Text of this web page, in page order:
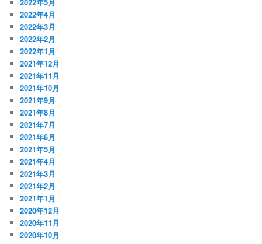
2022年5月
2022年4月
2022年3月
2022年2月
2022年1月
2021年12月
2021年11月
2021年10月
2021年9月
2021年8月
2021年7月
2021年6月
2021年5月
2021年4月
2021年3月
2021年2月
2021年1月
2020年12月
2020年11月
2020年10月